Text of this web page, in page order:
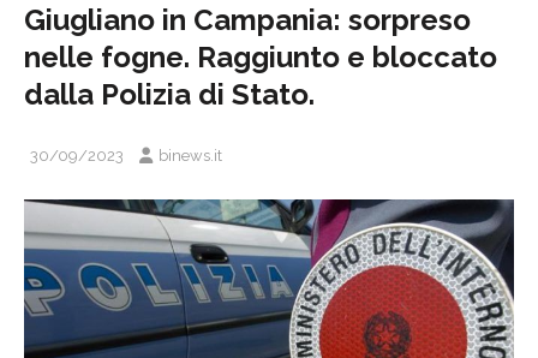
Giugliano in Campania: sorpreso
nelle fogne. Raggiunto e bloccato
dalla Polizia di Stato.
30/09/2023 binews.it